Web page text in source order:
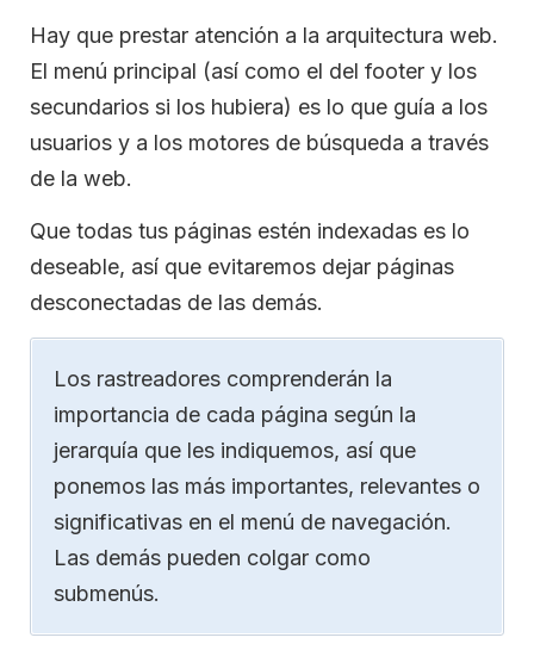
Hay que prestar atención a la arquitectura web.
El menú principal (así como el del footer y los
secundarios si los hubiera) es lo que guía a los
usuarios y a los motores de búsqueda a través
de la web.
Que todas tus páginas estén indexadas es lo
deseable, así que evitaremos dejar páginas
desconectadas de las demás.
Los rastreadores comprenderán la
importancia de cada página según la
jerarquía que les indiquemos, así que
ponemos las más importantes, relevantes o
significativas en el menú de navegación.
Las demás pueden colgar como
submenús.